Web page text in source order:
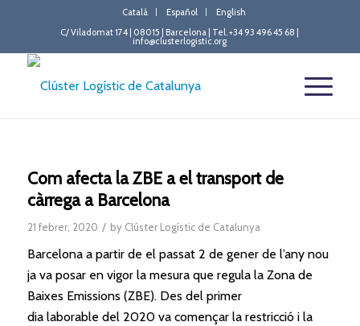
Català Español
English
C/ Viladomat 174 | 08015 | Barcelona | Tel. +34 93 496 45 68 |
info@clusterlogistic.org
Com afecta la ZBE a el transport de
càrrega a Barcelona
21 febrer, 2020 / by Clúster Logístic de Catalunya
Barcelonaa partir de el passat 2 de gener de l’any nou
ja va posar en vigor la mesura que regula la Zona de
Baixes Emissions (ZBE). Des del primer
dia laborable del 2020 va començar la restricció i la